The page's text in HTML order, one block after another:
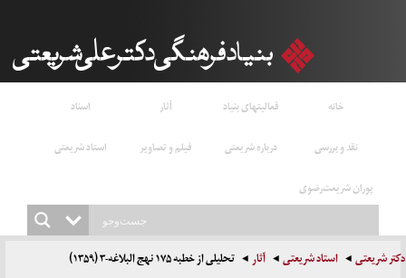
خانه فعالیتهای بنیاد آثار
اسناد
نقد و بررسی
درباره شریعتی فیلم و تصاویر
استاد شریعتی
پوران شریعت‌رضوی
دکتر شریعتی استاد شریعتی آثار تحلیلی از خطبه ۱۷۵ نهج البلاغه-۳ (۱۳۵۹)